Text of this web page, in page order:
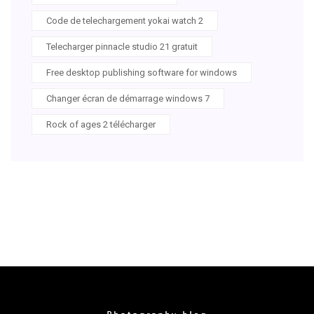
Code de telechargement yokai watch 2
Telecharger pinnacle studio 21 gratuit
Free desktop publishing software for windows
Changer écran de démarrage windows 7
Rock of ages 2 télécharger